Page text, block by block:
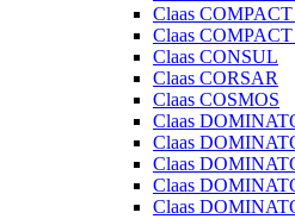
Claas
Claas
Claas CONSUL
Claas CORSAR
Claas COSMOS
Claas
Claas
Claas
Claas
Claas